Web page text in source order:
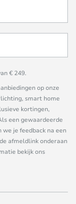
€ 249.
op onze
smart home
kortingen,
een gewaardeerde
je feedback na een
afmeldlink onderaan
bekijk ons